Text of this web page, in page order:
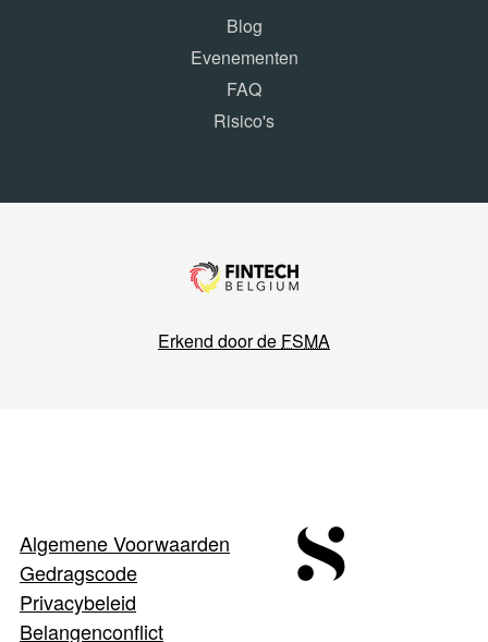
Blog
Evenementen
FAQ
Risico's
Erkend door de FSMA
Algemene Voorwaarden
Gedragscode
Privacybeleid
Belangenconflict